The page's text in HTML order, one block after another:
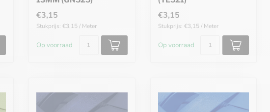
€3,15
Stukprijs: €3,15 / Meter
Op voorraad
€3,15
Stukprijs: €3,15 / Meter
Op voorraad